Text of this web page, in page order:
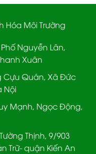
Hóa Môi Trường
Nguyễn Lân,
Xuân
Cựu Quán, Xã Đức
Nội
Mạnh, Ngọc Động,
Thịnh, 9/903
Trữ- quận Kiến An